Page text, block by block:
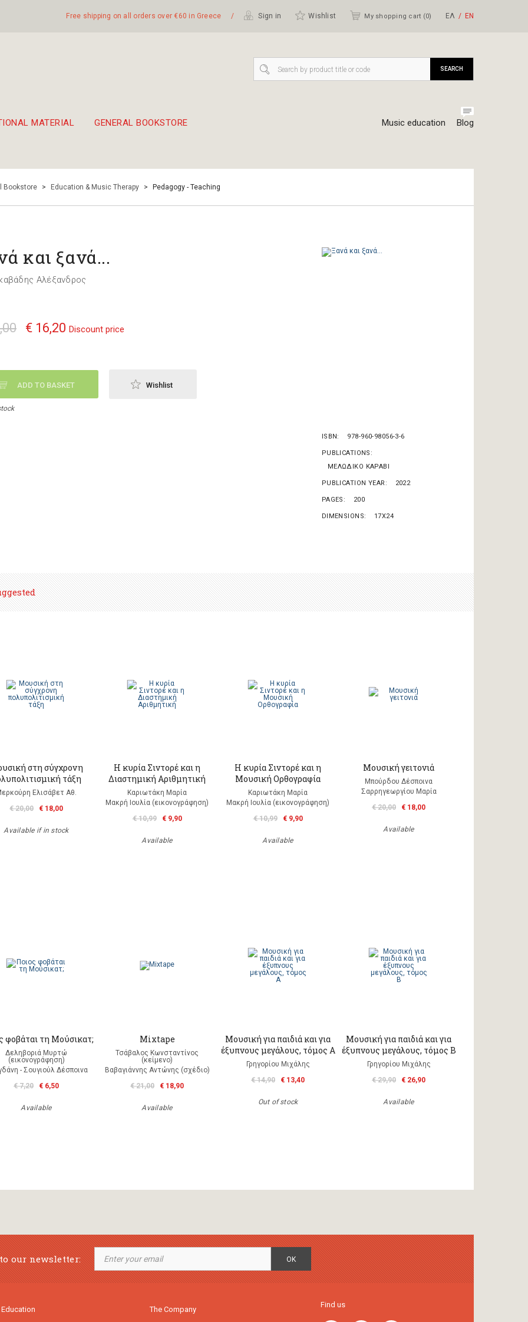
Free shipping on all orders over €60 in Greece / Sign in Wishlist My shopping cart (0) ΕΛ ΕΝ
MATERIAL GENERAL BOOKSTORE Music education Blog
SEARCH
Bookstore > Education & Music Therapy > Pedagogy - Teaching
και ξανά...
Αλέξανδρος
€ 16,20 Discount price
ADD TO BASKET Wishlist
ISBN 978-960-98056-3-6
PUBLICATIONS
ΜΕΛΩΔΙΚΟ ΚΑΡΑΒΙ
PUBLICATION YEAR 2022
PAGES 200
DIMENSIONS 17X24
στη σύγχρονη
τάξη
Ελισάβετ Αθ.
€ 20,00
€ 18,00
Available if in stock
Η κυρία Σιντορέ και η
Διαστημική Αριθμητική
Καριωτάκη Μαρία
Μακρή Ιουλία (εικονογράφηση)
€ 10,99
€ 9,90
Available
Η κυρία Σιντορέ και η
Μουσική Ορθογραφία
Καριωτάκη Μαρία
Μακρή Ιουλία (εικονογράφηση)
€ 10,99
€ 9,90
Available
Μουσική γειτονιά
Μπούρδου Δέσποινα
Σαρρηγεωργίου Μαρία
€ 20,00
€ 18,00
Available
φοβάται τη Μούσικατ;
Δεληβοριά Μυρτώ
(εικονογράφηση)
- Σουγιούλ Δέσποινα
€ 7,20
€ 6,50
Available
Mixtape
Τσάβαλος Κωνσταντίνος
(κείμενο)
Βαβαγιάννης Αντώνης (σχέδιο)
€ 21,00
€ 18,90
Available
Μουσική για παιδιά και για
έξυπνους μεγάλους, τόμος Α
Γρηγορίου Μιχάλης
€ 14,90
€ 13,40
Out of stock
Μουσική για παιδιά και για
έξυπνους μεγάλους, τόμος Β
Γρηγορίου Μιχάλης
€ 29,90
€ 26,90
Available
our newsletter: OK
The Company
Find us